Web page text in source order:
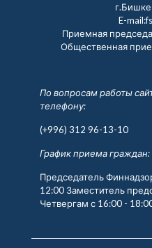
E-
Приемная
Общественная
По вопросам работы
телефону:
(+996) 312 96-13-10
График приема граждан:
Председатель
12:00 Заместитель
Четвергам с 16:00 -